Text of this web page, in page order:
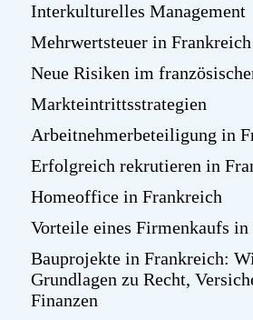
Interkulturelles Management
Mehrwertsteuer in Frankreich
Neue Risiken im
Markteintrittsstrategien
Arbeitnehmerbeteiligung in
Erfolgreich rekrutieren in
Homeoffice in Frankreich
Vorteile eines Firmenkaufs in
Bauprojekte in Frankreich:
Grundlagen zu Recht,
Finanzen